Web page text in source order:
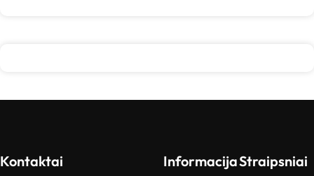
Kontaktai InformacijaStraipsniai